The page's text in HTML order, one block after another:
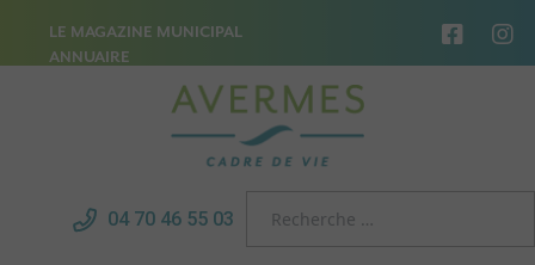
LE MAGAZINE MUNICIPAL
ANNUAIRE
04 70 46 55 03